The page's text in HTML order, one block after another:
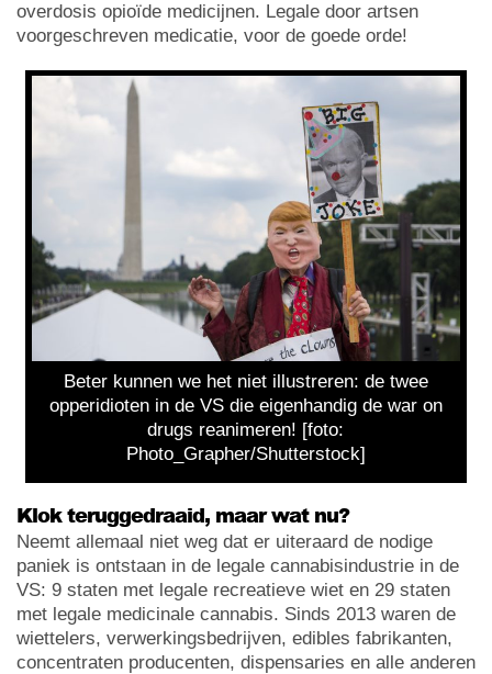
overdosis opioïde medicijnen. Legale door artsen
voorgeschreven medicatie, voor de goede orde!
Beter kunnen we het niet illustreren: de twee
opperidioten in de VS die eigenhandig de war on
drugs reanimeren! [foto:
Photo_Grapher/Shutterstock]
Klok teruggedraaid, maar wat nu?
Neemt allemaal niet weg dat er uiteraard de nodige
paniek is ontstaan in de legale cannabisindustrie in de
VS: 9 staten met legale recreatieve wiet en 29 staten
met legale medicinale cannabis. Sinds 2013 waren de
wiettelers, verwerkingsbedrijven, edibles fabrikanten,
concentraten producenten, dispensaries en alle anderen